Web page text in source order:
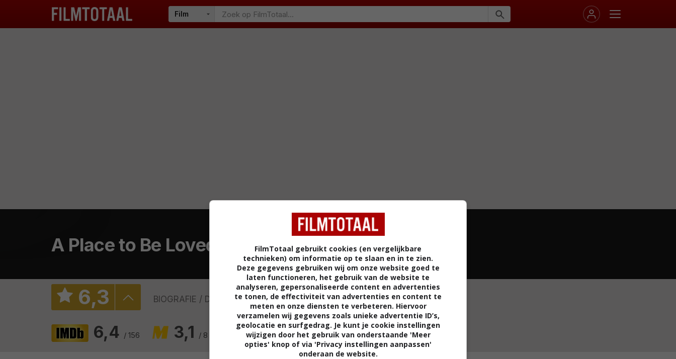
A Place to Be Loved (1993)
6,3 BIOGRAFIE DRAMA FAMILIEFILM VERENIGDE STATEN
6,4 / 156 3,1 / 8
FilmTotaal gebruikt cookies (en vergelijkbare
technieken) om informatie op te slaan en in te zien.
Deze gegevens gebruiken wij om onze website goed te
laten functioneren, het gebruik van de website te
analyseren, gepersonaliseerde content en advertenties
te tonen, de effectiviteit van advertenties en content te
meten en onze diensten te verbeteren. Hiervoor
verzamelen wij gegevens zoals unieke advertentie ID’s,
geolocatie en surfgedrag. Je kunt je cookie instellingen
wijzigen door het gebruik van onderstaande 'Meer
opties' knop of via 'Privacy instellingen aanpassen'
onderaan de website.